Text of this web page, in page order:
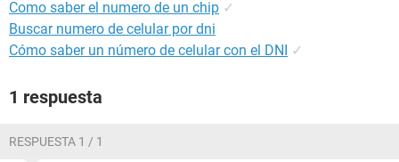
Como saber el numero de un chip ✓
Buscar numero de celular por dni
Cómo saber un número de celular con el DNI ✓
1 respuesta
RESPUESTA 1 / 1